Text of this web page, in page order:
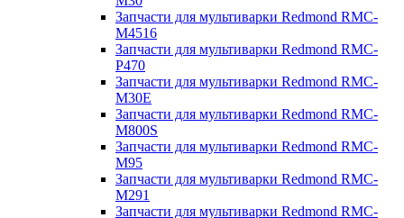
Запчасти для мультиварки Redmond RMC-
M4516
Запчасти для мультиварки Redmond RMC-
P470
Запчасти для мультиварки Redmond RMC-
M30E
Запчасти для мультиварки Redmond RMC-
M800S
Запчасти для мультиварки Redmond RMC-
M95
Запчасти для мультиварки Redmond RMC-
M291
Запчасти для мультиварки Redmond RMC-